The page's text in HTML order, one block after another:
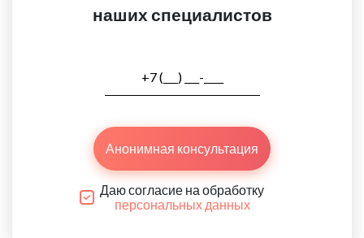
наших специалистов
Анонимная консультация
Даю согласие на обработку
персональных данных